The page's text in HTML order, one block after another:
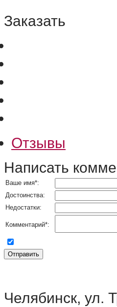
Заказать
Отзывы
Написать
Ваше имя*:
Достоинства:
Недостатки:
Комментарий*:
Челябинск, ул.